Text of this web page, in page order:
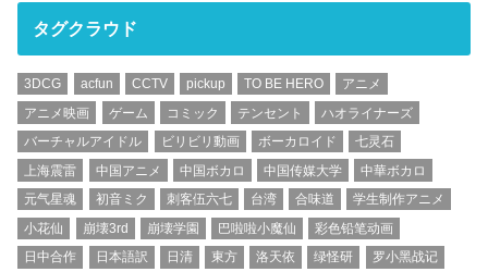
タグクラウド
3DCG acfun CCTV pickup TO BE HERO
アニメ
アニメ映画
ゲーム コミック テンセント
ハオライナーズ
バーチャルアイドル
ビリビリ動画 ボーカロイド
七灵石
上海震雷
中国アニメ 中国ボカロ 中国传媒大学
中華ボカロ
元气星魂
初音ミク 刺客伍六七 台湾 合味道
学生制作アニメ
小花仙
崩壊3rd 崩壊学園 巴啦啦小魔仙
彩色铅笔动画
日中合作
日本語訳 日清 東方 洛天依 绿怪研
罗小黑战记